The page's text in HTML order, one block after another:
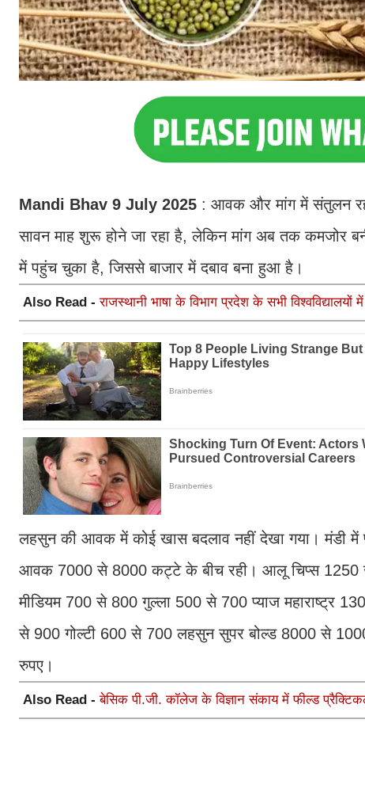
Mandi Bhav 9 July 2025 : आवक और मांग में संतुलन
सावन माह शुरू होने जा रहा है, लेकिन मांग अब तक कमजोर
में पहुंच चुका है, जिससे बाजार में दबाव बना हुआ है।
Also Read -राजस्थानी भाषा के विभाग प्रदेश के सभी विश्वविद्यालयों
लहसुन की आवक में कोई खास बदलाव नहीं देखा गया।
आवक 7000 से 8000 कट्टे के बीच रही। आलू चिप्स 1250
मीडियम 700 से 800 गुल्ला 500 से 700 प्याज महाराष्ट्र
से 900 गोल्टी 600 से 700 लहसुन सुपर बोल्ड 8000 से
रुपए।
Also Read -बेसिक पी.जी. कॉलेज के विज्ञान संकाय में फील्ड प्रैक्टिकल